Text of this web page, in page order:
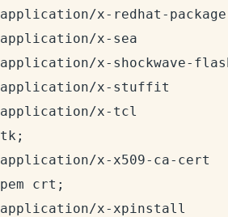
application/x-redhat-
application/x-sea
application/x-shockwave-
application/x-stuffit
application/x-tcl
tk;
application/x-x509-ca-
pem crt;
application/x-xpinstall